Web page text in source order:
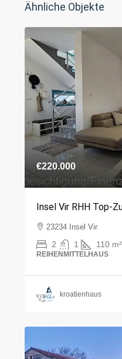
Ähnliche Objekte
€220.000
Insel Vir RHH Top-
23234 Insel Vir
2 1 110 m²
REIHENMITTELHAUS
kroatienhaus